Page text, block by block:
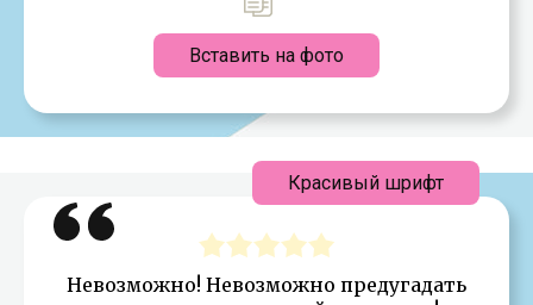
Вставить на фото
Невозможно! Невозможно предугадать
Красивый шрифт